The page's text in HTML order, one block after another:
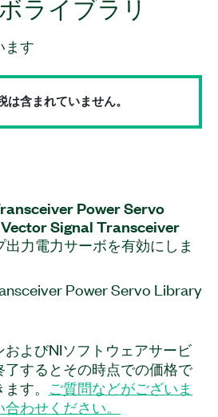
ライブラリ
ます
は含まれていません。
Power Servo
Vector Signal Transceiver
出力電力サーボを有効にし ま
Power Servo Library
）テスト用の閉ループパワ
のライブラリを使用する
デバイス（DUT）に送信し、
、生成された信号ゲインを
標出力電力を達成および維
よびNIソフトウェアサービ
了するとその時点での価格で
す。 ご質問などがございま
わせください。